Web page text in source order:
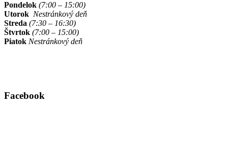
Pondelok (7:00 – 15:00)
Utorok Nestránkový deň
Streda (7:30 – 16:30)
Štvrtok (7:00 – 15:00)
Piatok Nestránkový deň
Facebook